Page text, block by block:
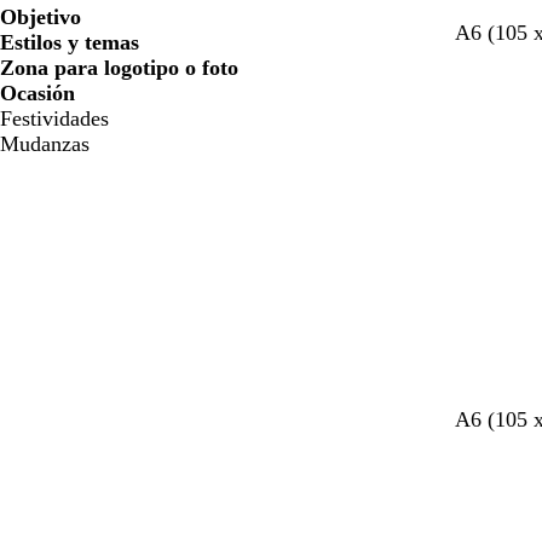
Objetivo
Estilos y temas
Zona para logotipo o foto
Ocasión
Festividades
Mudanzas
g
b
b
A6 (105
A6 (105